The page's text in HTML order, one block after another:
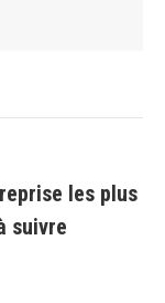
les plus
suivre